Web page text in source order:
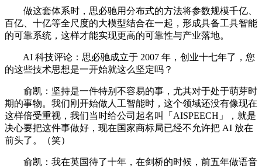
做这套体系时，思必驰用分布式的方法将参数规模千亿、
百亿、十亿等全尺度的大模型结合在一起，形成具备工具智能
的可靠系统，这样才能实现更高的可靠性与产业落地。
AI 科技评论：思必驰成立于 2007 年，创业十七年了，您
的这些技术思想是一开始就这么坚定吗？
俞凯：坚持是一件特别不容易的事，尤其对于处于萌芽时
期的事物。我们刚开始做人工智能时，这个领域还没有像现在
这样倍受重视，我们当时给公司起名叫「AISPEECH」，就是
决心要把这件事做好，现在国家商标局已经不允许把 AI 放在
前头了。（笑）
俞凯：我在英国待了十年，在剑桥的时候，前五年做语音